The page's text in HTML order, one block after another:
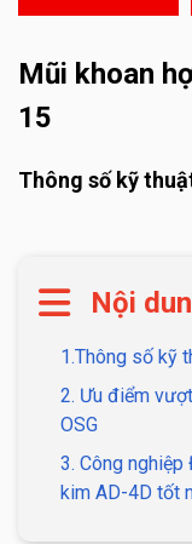
Mũi khoan
15
Thông số kỹ
Nội
1.Thông số kỹ
2. Ưu điểm
OSG
3. Công
kim AD-4D tốt